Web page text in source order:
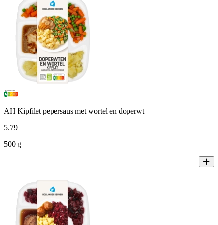
AH Kipfilet pepersaus met wortel en doperwt
5.79
500 g